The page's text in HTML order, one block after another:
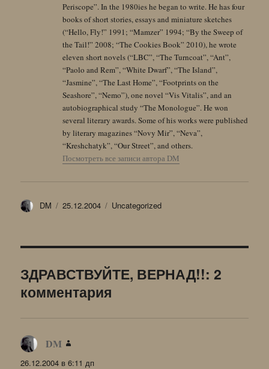
Periscope”. In the 1980ies he began to write. He has four
books of short stories, essays and miniature sketches
(“Hello, Fly!” 1991; “Mamzer” 1994; “By the Sweep of
the Tail!” 2008; “The Cookies Book” 2010), he wrote
eleven short novels (“LBC”, “The Turncoat”, “Ant”,
“Paolo and Rem”, “White Dwarf”, “The Island”,
“Jasmine”, “The Last Home”, “Footprints on the
Seashore”, “Nemo”), one novel “Vis Vitalis”, and an
autobiographical study “The Monologue”. He won
several literary awards. Some of his works were published
by literary magazines “Novy Mir”, “Neva”,
“Kreshchatyk”, “Our Street”, and others.
Посмотреть все записи автора DM
Автор
DM Опубликовано
25.12.2004 Рубрики
Uncategorized
ЗДРАВСТВУЙТЕ, ВЕРНАД!!: 2
комментария
DM
26.12.2004 в 6:11 дп